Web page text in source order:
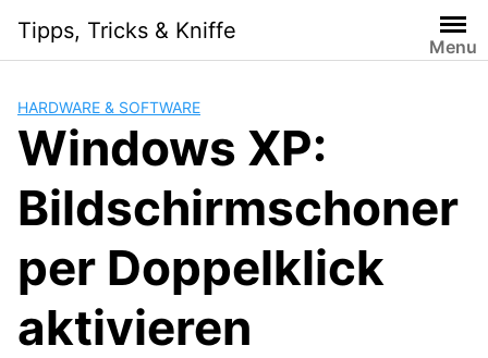
content
Tipps, Tricks & Kniffe
Menu
HARDWARE & SOFTWARE
Windows XP:
Bildschirmschoner
per Doppelklick
aktivieren